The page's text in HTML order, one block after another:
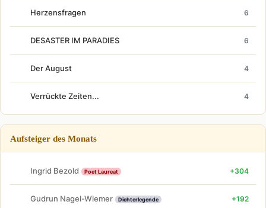
Herzensfragen 6
DESASTER IM PARADIES 6
Der August 4
Verrückte Zeiten... 4
Aufsteiger des Monats
Ingrid Bezold Poet Laureat +304
Gudrun Nagel-Wiemer Dichterlegende +192